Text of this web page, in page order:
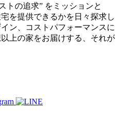
トの追求” をミッションと
を提供できるかを日々探求し
ン、コストパフォーマンスに
上の家をお届けする、それが